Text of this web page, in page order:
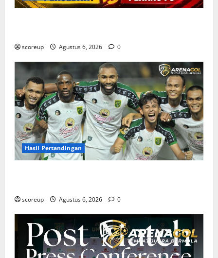
scoreup Agustus 6, 2026 0
Hasil Pertandingan
scoreup Agustus 6, 2026 0